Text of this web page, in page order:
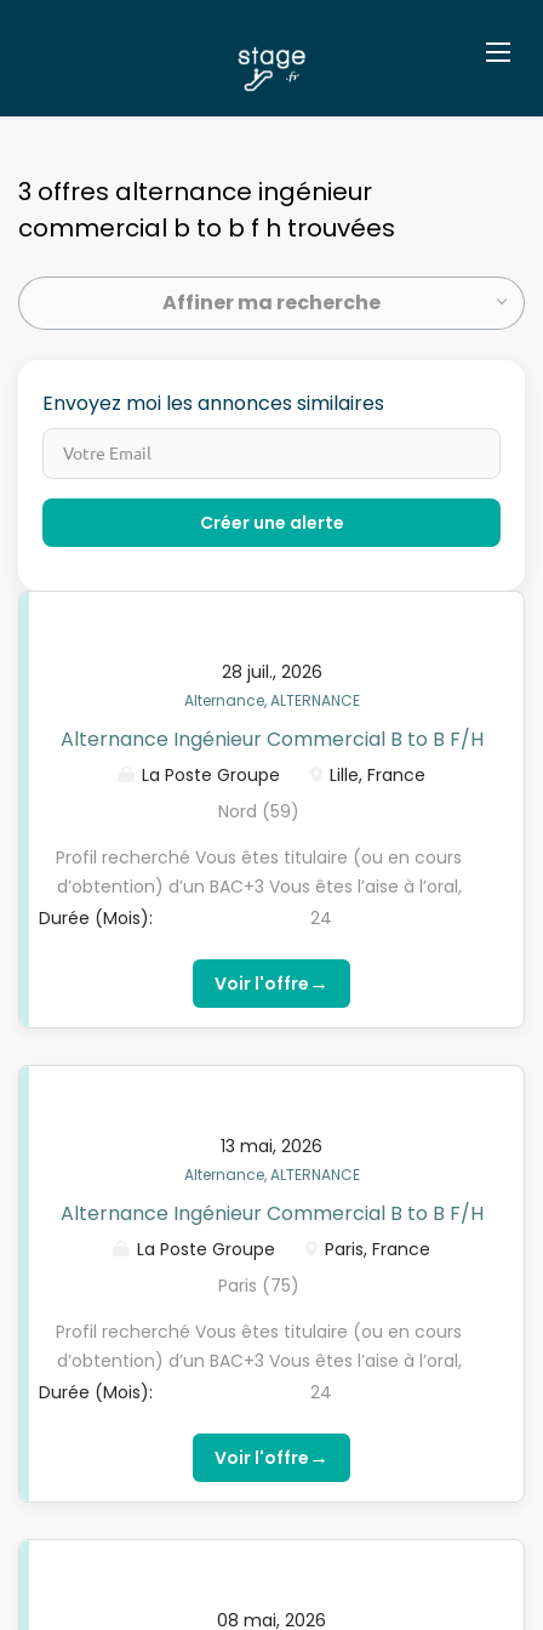
3 offres alternance ingénieur
commercial b to b f h trouvées
Affiner ma recherche
Envoyez moi les annonces similaires
28 juil., 2026
Alternance, ALTERNANCE
Alternance Ingénieur Commercial B to B F/H
La Poste Groupe
Lille, France
Nord (59)
Profil recherché Vous êtes titulaire (ou en cours
d’obtention) d’un BAC+3 Vous êtes l’aise à l’oral,
excellent relationnel Vous avez une forte capacité
commerciaux et letravail en équipe Vous maitrisez
les outils digitaux et vous vous intéressez aux sujets
data / IA / CRM Vous avez moins de 30 ans (sauf
exceptions L.6222-2 du code du travail) Permis B
Durée (Mois): 24
Voir l'offre →
13 mai, 2026
Alternance, ALTERNANCE
Alternance Ingénieur Commercial B to B F/H
La Poste Groupe
Paris, France
Paris (75)
Profil recherché Vous êtes titulaire (ou en cours
d’obtention) d’un BAC+3 Vous êtes l’aise à l’oral,
excellent relationnel Vous avez une forte capacité
commerciaux et letravail en équipe Vous maitrisez
les outils digitaux et vous vous intéressez aux sujets
data / IA / CRM Vous avez moins de 30 ans (sauf
exceptions L.6222-2 du code du travail) Permis B
Durée (Mois): 24
Voir l'offre →
08 mai, 2026